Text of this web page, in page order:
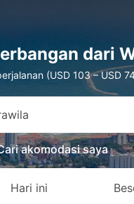
dari
(USD 103 – USD
akomodasi saya
Hari ini